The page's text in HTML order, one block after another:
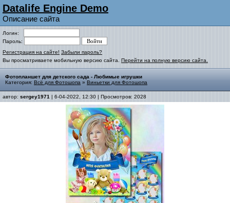
Datalife Engine Demo
Описание сайта
Логин:
Пароль:
Регистрация на сайте! Забыли пароль?
Вы просматриваете мобильную версию сайта. Перейти на полную версию сайта.
Фотопланшет для детского сада - Любимые игрушки
Категория: Всё для Фотошопа » Виньетки для Фотошопа
автор: sergey1971 | 6-04-2022, 12:30 | Просмотров: 2028